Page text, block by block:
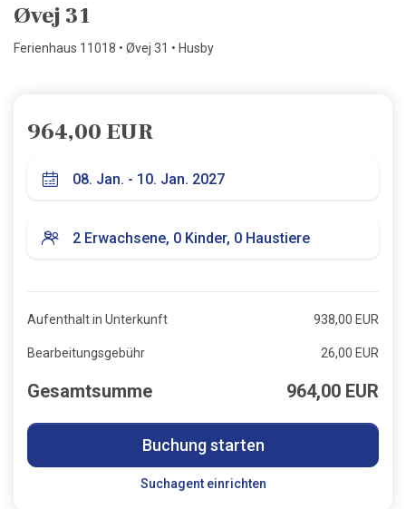
Øvej 31
Ferienhaus 11018 • Øvej 31 • Husby
964,00 EUR
Aufenthalt in Unterkunft 938,00 EUR
Bearbeitungsgebühr 26,00 EUR
Gesamtsumme 964,00 EUR
Buchung starten
Suchagent einrichten